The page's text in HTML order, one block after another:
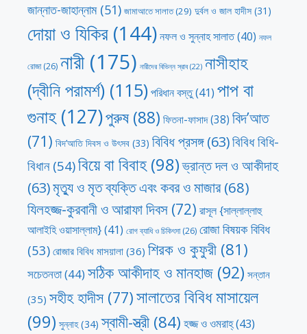
জান্নাত-জাহান্নাম(51) জামাআতে সালাত(29) দুর্বল ও জাল হাদীস (31)
দোয়া ও যিকির (144)নফল ও সুন্নাহ সালাত(40) নফল
রোজা(26) নারী(175) নারীদের বিভিন্ন স্রাব(22) নাসীহাহ
(দ্বীনি পরামর্শ) (115)পরিধান বস্তু(41) পাপ বা
গুনাহ(127)পুরুষ(88) ফিতনা-ফাসাদ(38) বিদ’আত
(71) বিদ’আতি দিবস ও উৎসব (33) বিবিধ প্রসঙ্গ(63)বিবিধ বিধি-
বিধান(54)বিয়ে বা বিবাহ (98)ভ্রান্ত দল ও আকীদাহ
(63)মৃত্যু ও মৃত ব্যক্তি এবং কবর ও মাজার(68)
যিলহজ্জ-কুরবানী ও আরাফা দিবস (72) রাসূল {সাল্লাল্লাহু
আলাইহি ওয়াসাল্লাম}(41) রোগ ব্যাধি ও চিকিৎসা(26) রোজা বিষয়ক বিবিধ
(53) রোজার বিবিধ মাসয়ালা (36) শিরক ও কুফুরী (81)
সচেতনতা(44) সঠিক আকীদাহ ও মানহাজ (92) সন্তান
(35) সহীহ হাদীস(77)সালাতের বিবিধ মাসায়েল
(99) সুন্নাহ(34) স্বামী-স্ত্রী(84) হজ্জ ও ওমরাহ্‌(43)